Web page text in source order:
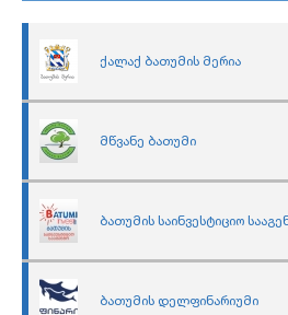
ქალაქ ბათუმის მერია
მწვანე ბათუმი
ბათუმის საინვესტიციო
ბათუმის დელფინარიუმი